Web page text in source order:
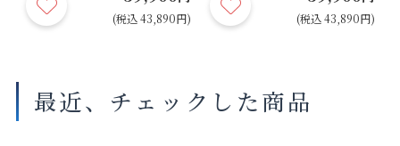
(税込 43,890円) (税込 43,890円)
最近、チェックした商品